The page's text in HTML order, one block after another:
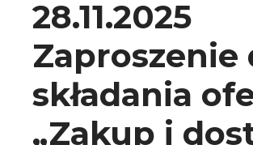
28.11.2025
Zaproszenie
składania
„Zakup i